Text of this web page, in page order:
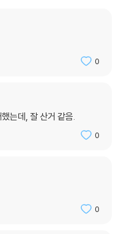
0
는데, 잘 산거 같음.
0
0